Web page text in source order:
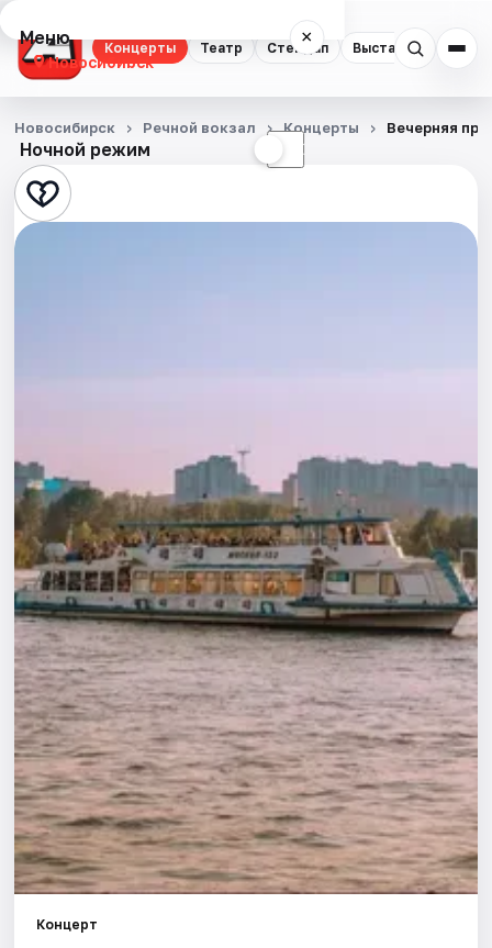
Концерты Театр Стендап Выставки
Меню ×
Новосибирск
Концерты
Театр
Стендап
События
Города
Площадки
Артисты
Рейтинги
Ночной режим ☾
Новосибирск Речной вокзал Концерты Вечерняя
Концерт